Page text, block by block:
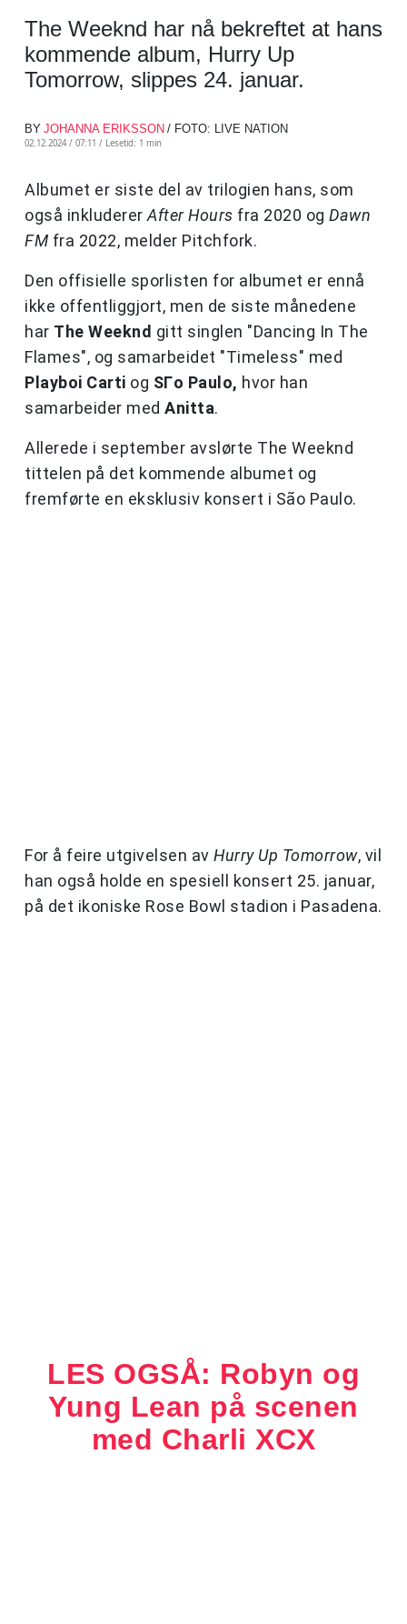
The Weeknd har nå bekreftet at hans
kommende album, Hurry Up
Tomorrow, slippes 24. januar.
BY JOHANNA ERIKSSON / FOTO: LIVE NATION
02.12.2024 / 07:11 / Lesetid: 1 min
Albumet er siste del av trilogien hans, som
også inkluderer After Hours fra 2020 og Dawn
FM fra 2022, melder Pitchfork.
Den offisielle sporlisten for albumet er ennå
ikke offentliggjort, men de siste månedene
har The Weeknd gitt singlen "Dancing In The
Flames", og samarbeidet "Timeless" med
Playboi Carti og SГo Paulo, hvor han
samarbeider med Anitta.
Allerede i september avslørte The Weeknd
tittelen på det kommende albumet og
fremførte en eksklusiv konsert i São Paulo.
For å feire utgivelsen av Hurry Up Tomorrow, vil
han også holde en spesiell konsert 25. januar,
på det ikoniske Rose Bowl stadion i Pasadena.
LES OGSÅ: Robyn og
Yung Lean på scenen
med Charli XCX